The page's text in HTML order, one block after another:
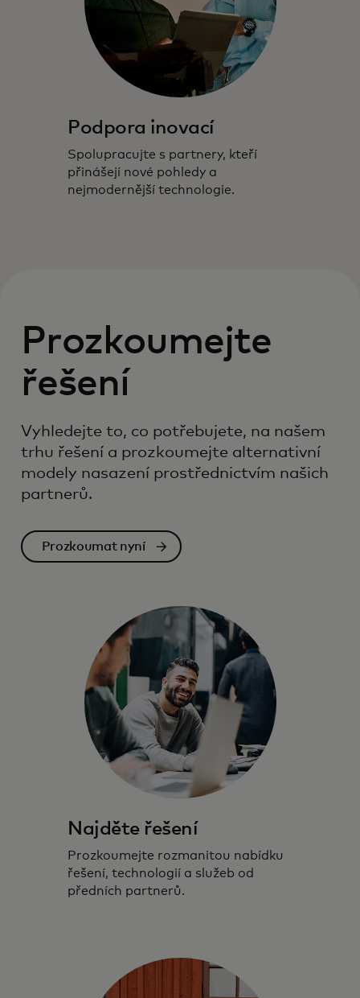
Podpora inovací
Spolupracujte s partnery, kteří
přinášejí nové pohledy a
nejmodernější technologie.
Prozkoumejte
řešení
Vyhledejte to, co potřebujete, na našem
trhu řešení a prozkoumejte alternativní
modely nasazení prostřednictvím našich
partnerů.
Prozkoumat nyní
Najděte řešení
Prozkoumejte rozmanitou nabídku
řešení, technologií a služeb od
předních partnerů.